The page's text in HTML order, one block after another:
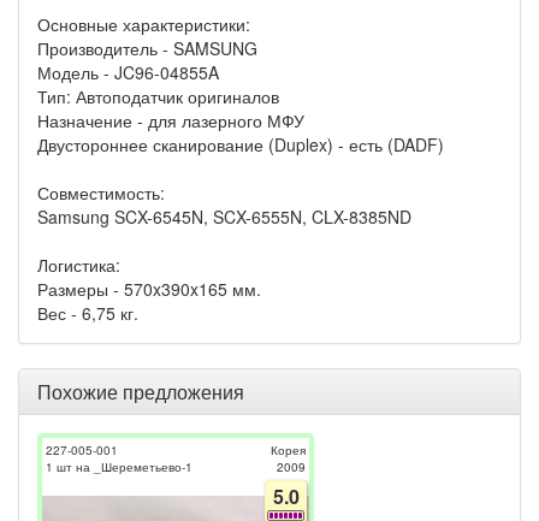
Основные характеристики:
Производитель - SAMSUNG
Модель - JC96-04855A
Тип: Автоподатчик оригиналов
Назначение - для лазерного МФУ
Двустороннее сканирование (Duplex) - есть (DADF)
Совместимость:
Samsung SCX-6545N, SCX-6555N, CLX-8385ND
Логистика:
Размеры - 570x390x165 мм.
Вес - 6,75 кг.
Похожие предложения
227-005-001
1 шт на _Шереметьево-1
Корея
2009
5.0